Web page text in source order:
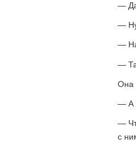
—
—
—
—
Она
— А
—
с